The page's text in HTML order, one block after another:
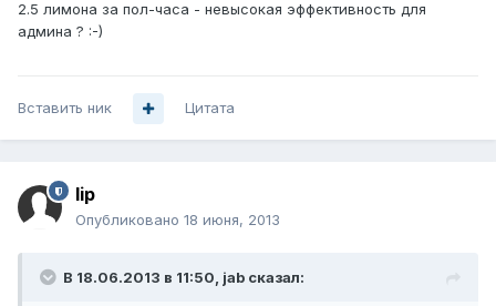
2.5 лимона за пол-часа - невысокая эффективность для
админа ? :-)
Вставить ник Цитата
lip
Опубликовано 18 июня, 2013
В 18.06.2013 в 11:50, jab сказал: